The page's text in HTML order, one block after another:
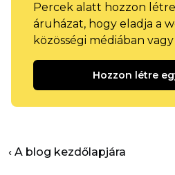
Percek alatt hozzon
áruházat, hogy eladja a
közösségi médiában
Hozzon létre
‹ A blog kezdőlapjára